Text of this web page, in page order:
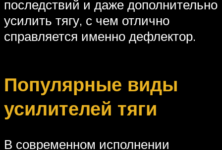
последствий и даже дополнительно
усилить тягу, с чем отлично
справляется именно дефлектор.
Популярные виды
усилителей тяги
В современном исполнении